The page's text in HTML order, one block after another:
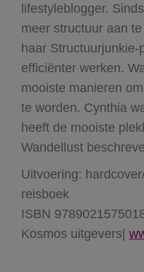
lifestyleblogger.
meer structuur aan
haar
efficiënter werken.
mooiste manieren
te worden. Cynthia
heeft de mooiste
Wandellust
Uitvoering:
reisboek
ISBN
Kosmos uitgevers|